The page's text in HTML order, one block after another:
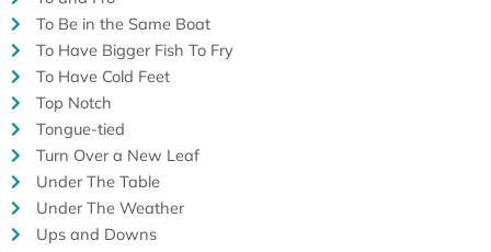
To Be in the Same Boat
To Have Bigger Fish To Fry
To Have Cold Feet
Top Notch
Tongue-tied
Turn Over a New Leaf
Under The Table
Under The Weather
Ups and Downs